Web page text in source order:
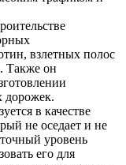
взлетных полос
Также он
дорожек.
в качестве
не оседает и не
уровень
его для